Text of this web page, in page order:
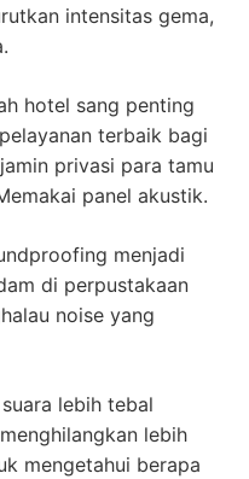
intensitas gema,
hotel sang penting
terbaik bagi
privasi para tamu
panel akustik.
menjadi
di perpustakaan
noise yang
lebih tebal
lebih
mengetahui berapa